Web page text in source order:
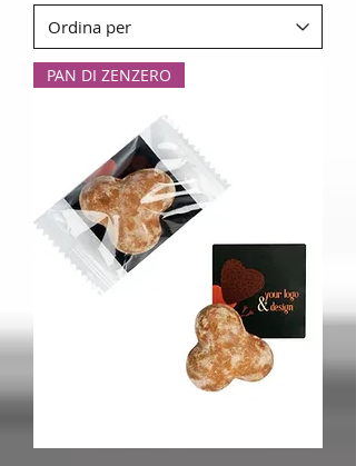
PAN DI ZENZERO